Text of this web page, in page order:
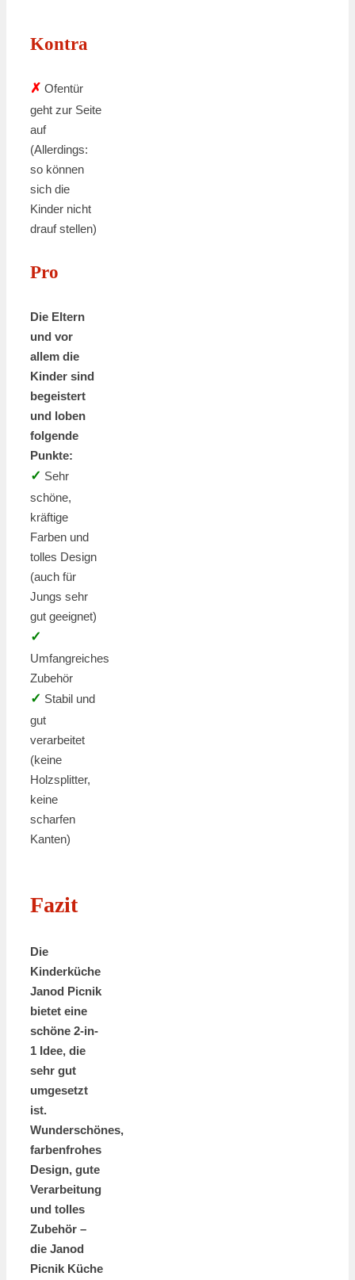
Kontra
✗ Ofentür
geht zur Seite
auf
(Allerdings:
so können
sich die
Kinder nicht
drauf stellen)
Pro
Die Eltern
und vor
allem die
Kinder sind
begeistert
und loben
folgende
Punkte:
✓ Sehr
schöne,
kräftige
Farben und
tolles Design
(auch für
Jungs sehr
gut geeignet)
✓
Umfangreiches
Zubehör
✓ Stabil und
gut
verarbeitet
(keine
Holzsplitter,
keine
scharfen
Kanten)
Fazit
Die
Kinderküche
Janod Picnik
bietet eine
schöne 2-in-
1 Idee, die
sehr gut
umgesetzt
ist.
Wunderschönes,
farbenfrohes
Design, gute
Verarbeitung
und tolles
Zubehör –
die Janod
Picnik Küche